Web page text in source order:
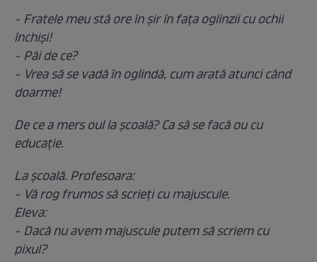
- Fratele meu stă ore în şir în faţa oglinzii cu ochii
închişi!
- Păi de ce?
- Vrea să se vadă în oglindă, cum arată atunci când
doarme!
De ce a mers oul la școală? Ca să se facă ou cu
educație.
La școală. Profesoara:
- Vă rog frumos să scrieți cu majuscule.
Eleva:
- Dacă nu avem majuscule putem să scriem cu
pixul?